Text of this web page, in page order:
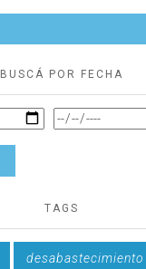
BUSCÁ POR FECHA
TAGS
desabastecimiento